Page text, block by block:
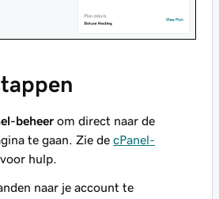
beheer om direct naar de
te gaan. Zie de cPanel-
voor hulp.
naar je account te